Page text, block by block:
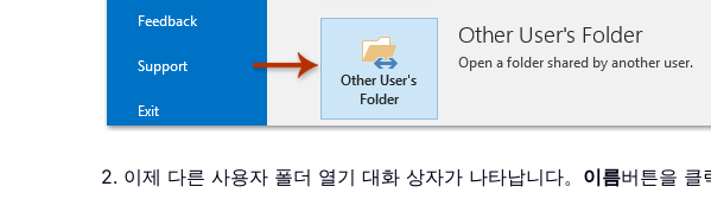
2. 이제 다른 사용자 폴더 열기 대화 상자가 나타납니다。 이름버튼을 클